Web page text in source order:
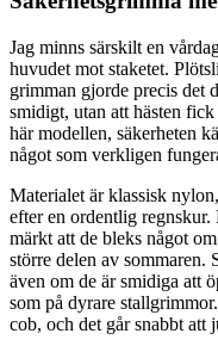
Jag minns särskilt en
huvudet mot staketet.
grimman gjorde precis det
smidigt, utan att hästen
här modellen, säkerheten
något som verkligen
Materialet är klassisk
efter en ordentlig regnskur.
märkt att de bleks något
större delen av sommaren.
även om de är smidiga att
som på dyrare
cob, och det går snabbt att